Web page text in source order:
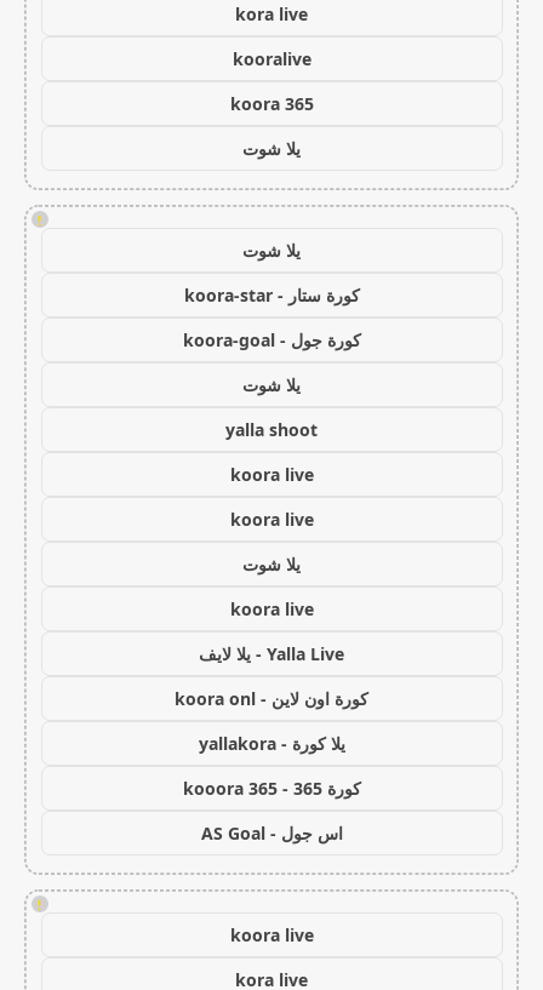
kora live
kooralive
koora 365
يلا شوت
!
يلا شوت
كورة ستار - koora-star
كورة جول - koora-goal
يلا شوت
yalla shoot
koora live
koora live
يلا شوت
koora live
Yalla Live - يلا لايف
كورة اون لاين - koora onl
يلا كورة - yallakora
كورة 365 - kooora 365
اس جول - AS Goal
!
koora live
kora live